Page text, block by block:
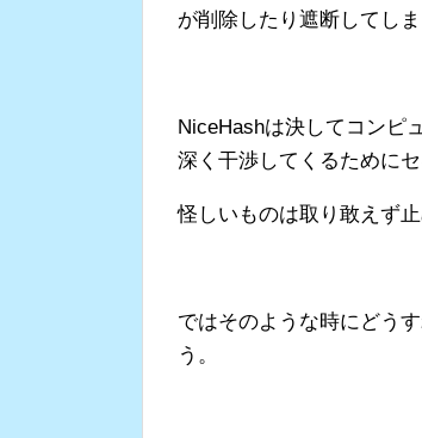
が削除したり遮断してし
NiceHashは決してコンピ
深く干渉してくるために
怪しいものは取り敢えず
ではそのような時にどう
う。